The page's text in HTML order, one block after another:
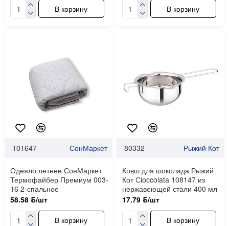
В корзину В корзину
101647 СонМаркет
Одеяло летнее СонМаркет
Термофайбер Премиум 003-
16 2-спальное
58.58 ƃ/шт
В корзину
80332 Рыжий Кот
Ковш для шоколада Рыжий
Кот Сioccolata 108147 из
нержавеющей стали 400 мл
17.79 ƃ/шт
В корзину